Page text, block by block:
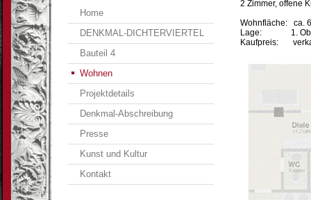
Home
DENKMAL-DICHTERVIERTEL
Bauteil 4
Wohnen
Projektdetails
Denkmal-Abschreibung
Presse
Kunst und Kultur
Kontakt
2 Zimmer, offene
Wohnfläche: ca.
Lage: 1.
Kaufpreis: